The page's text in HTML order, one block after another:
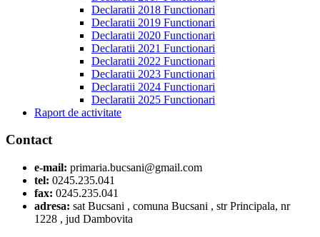
Declaratii 2018 Functionari
Declaratii 2019 Functionari
Declaratii 2020 Functionari
Declaratii 2021 Functionari
Declaratii 2022 Functionari
Declaratii 2023 Functionari
Declaratii 2024 Functionari
Declaratii 2025 Functionari
Raport de activitate
Contact
e-mail: primaria.bucsani@gmail.com
tel: 0245.235.041
fax: 0245.235.041
adresa: sat Bucsani , comuna Bucsani , str Principala, nr
1228 , jud Dambovita